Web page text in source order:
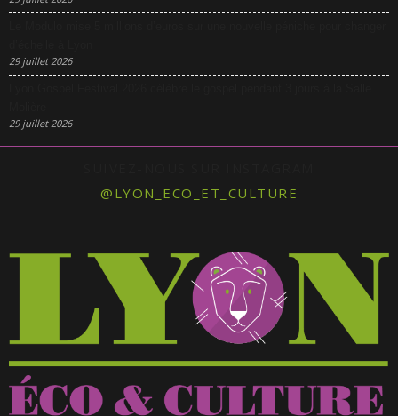
29 juillet 2026
29 juillet 2026
@LYON_ECO_ET_CULTURE